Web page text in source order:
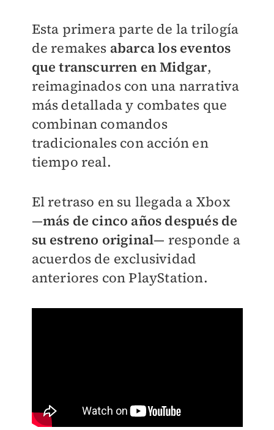
Esta primera parte de la trilogía
de remakes abarca los eventos
que transcurren en Midgar,
reimaginados con una narrativa
más detallada y combates que
combinan comandos
tradicionales con acción en
tiempo real.
El retraso en su llegada a Xbox
—más de cinco años después de
su estreno original— responde a
acuerdos de exclusividad
anteriores con PlayStation.